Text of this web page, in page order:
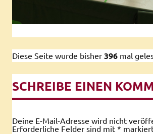
Diese Seite wurde bisher 396 mal
SCHREIBE EINEN
Deine E-Mail-Adresse wird nicht
Erforderliche Felder sind mit *